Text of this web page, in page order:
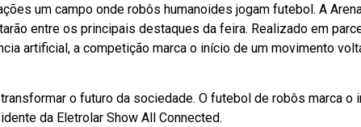
um campo onde robôs humanoides jogam futebol. A
entre os principais destaques da feira. Realizado em
artificial, a competição marca o início de um movimento
o futuro da sociedade. O futebol de robôs marca o
da Eletrolar Show All Connected.